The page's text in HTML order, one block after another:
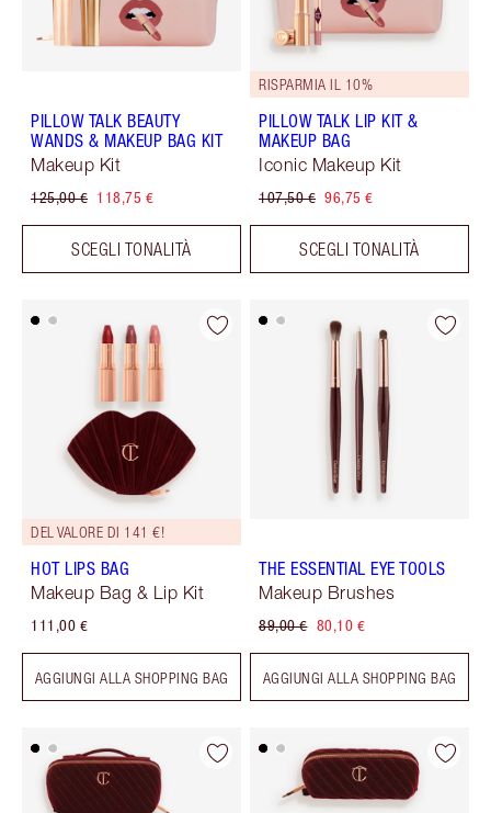
PILLOW TALK BEAUTY
WANDS & MAKEUP BAG KIT
Makeup Kit
125,00 € 118,75 €
SCEGLI TONALITÀ
RISPARMIA IL 10%
PILLOW TALK LIP KIT &
MAKEUP BAG
Iconic Makeup Kit
107,50 € 96,75 €
SCEGLI TONALITÀ
DEL VALORE DI 141 €!
HOT LIPS BAG
Makeup Bag & Lip Kit
111,00 €
AGGIUNGI ALLA SHOPPING BAG
THE ESSENTIAL EYE TOOLS
Makeup Brushes
89,00 € 80,10 €
AGGIUNGI ALLA SHOPPING BAG